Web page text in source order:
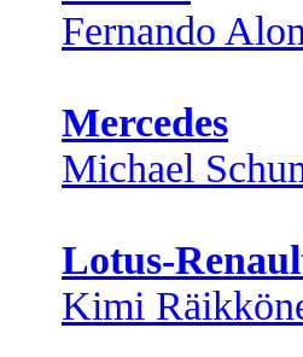
Fernando
Mercedes
Michael
Lotus-
Kimi